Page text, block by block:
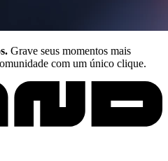
Grave seus momentos mais
com um único clique.